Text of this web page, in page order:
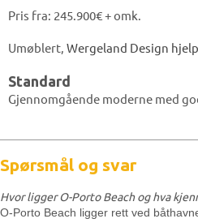
Pris fra: 245.900€ + omk.
Umøblert, Wergeland Design
Standard
Gjennomgående moderne med
Spørsmål og svar
Hvor ligger O-Porto Beach og hva
O-Porto Beach ligger rett ved